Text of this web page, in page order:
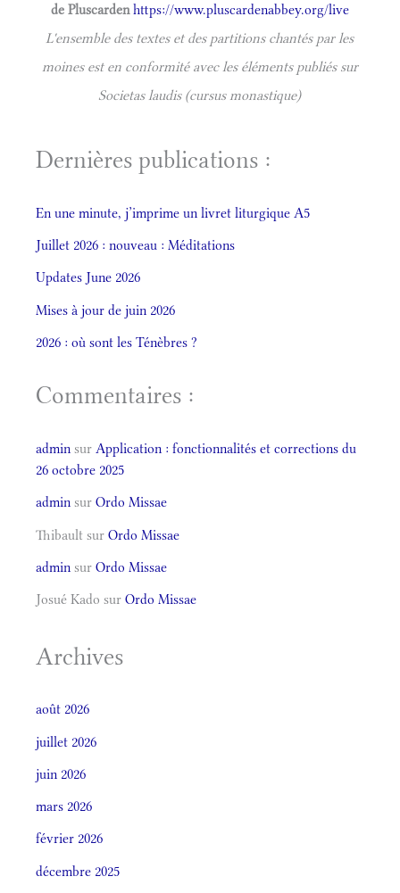
de Pluscardenhttps://www.pluscardenabbey.org/live
L'ensemble des textes et des partitions chantés par les
moines est en conformité avec les éléments publiés sur
Societas laudis (cursus monastique)
Dernières publications :
En une minute, j’imprime un livret liturgique A5
Juillet 2026 : nouveau : Méditations
Updates June 2026
Mises à jour de juin 2026
2026 : où sont les Ténèbres ?
Commentaires :
admin sur Application : fonctionnalités et corrections du
26 octobre 2025
admin sur Ordo Missae
Thibault sur Ordo Missae
admin sur Ordo Missae
Josué Kado sur Ordo Missae
Archives
août 2026
juillet 2026
juin 2026
mars 2026
février 2026
décembre 2025